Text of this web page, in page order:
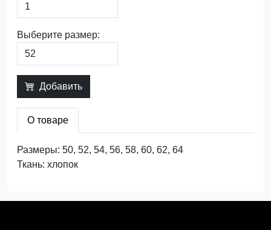
Выберите размер:
Добавить
О товаре
Размеры: 50, 52, 54, 56, 58, 60, 62, 64
Ткань: хлопок